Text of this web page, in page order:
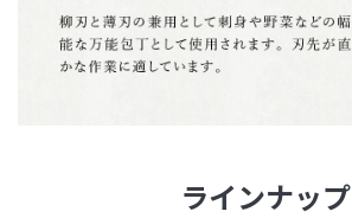
ラインナップ